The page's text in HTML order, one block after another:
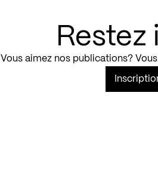
Restez
Vous aimez nos publications?